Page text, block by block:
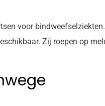
voor
Zij roepen op